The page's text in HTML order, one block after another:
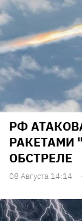
РФ
РАКЕТАМИ
ОБСТРЕЛЕ
08 Августа 14:14